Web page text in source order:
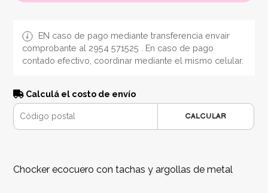
EN caso de pago mediante transferencia envair
comprobante al 2954 571525 . En caso de pago
contado efectivo, coordinar mediante el mismo celular.
Calculá el costo de envío
CALCULAR
Chocker ecocuero con tachas y argollas de metal